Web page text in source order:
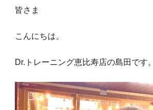
皆さま
こんにちは。
Dr.トレーニング恵比寿店の島田です。
new
TOPへ
top